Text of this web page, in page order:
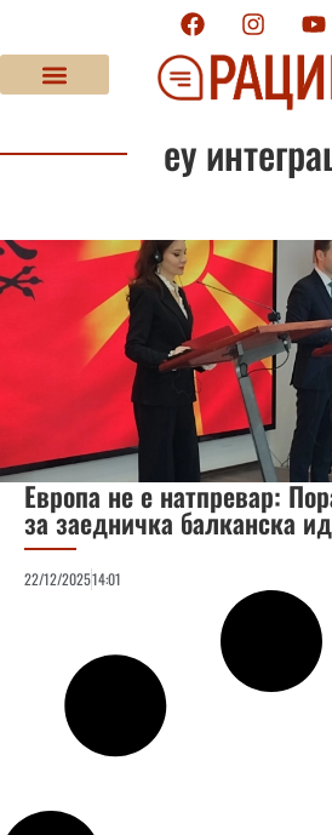
еу
Европа не е натпревар:
за заедничка балканска
22/12/202514:01